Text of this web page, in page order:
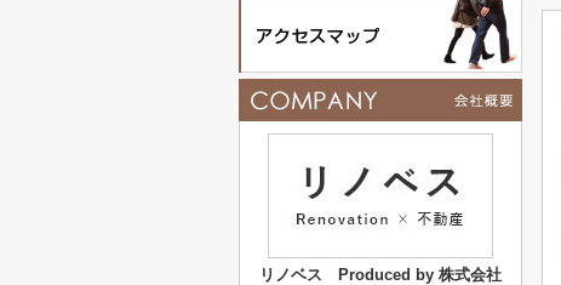
リノベス Produced by 株式会社